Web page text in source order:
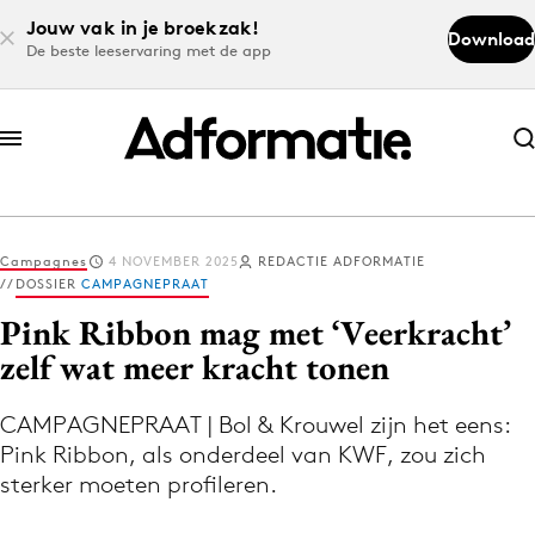
Jouw vak in je broekzak!
De beste leeservaring met de app
Download
Abonneer nu
Abonneer nu
Log in
Download de app
Nieuws app
Campagnes 4 NOVEMBER 2025
REDACTIE ADFORMATIE
DOSSIER CAMPAGNEPRAAT
Pink Ribbon mag met ‘Veerkracht’
zelf wat meer kracht tonen
CAMPAGNEPRAAT | Bol & Krouwel zijn het eens:
Pink Ribbon, als onderdeel van KWF, zou zich
sterker moeten profileren.